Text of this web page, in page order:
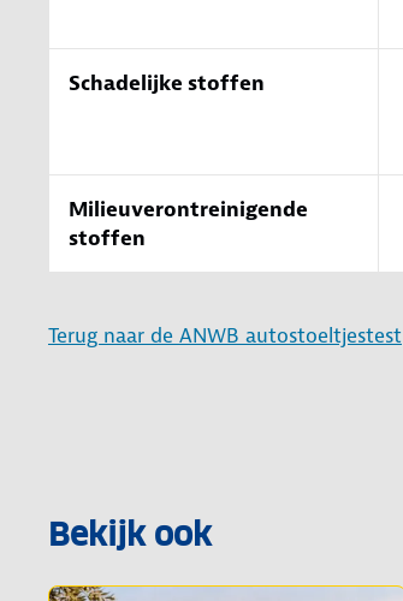
Schadelijke stoffen
Milieuverontreinigende
stoffen
Terug naar de ANWB autostoeltjestest
Bekijk ook